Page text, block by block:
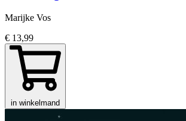
Marijke Vos
€ 13,99
in winkelmand